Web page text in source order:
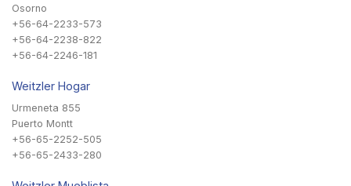
Osorno
+56-64-2233-573
+56-64-2238-822
+56-64-2246-181
Weitzler Hogar
Urmeneta 855
Puerto Montt
+56-65-2252-505
+56-65-2433-280